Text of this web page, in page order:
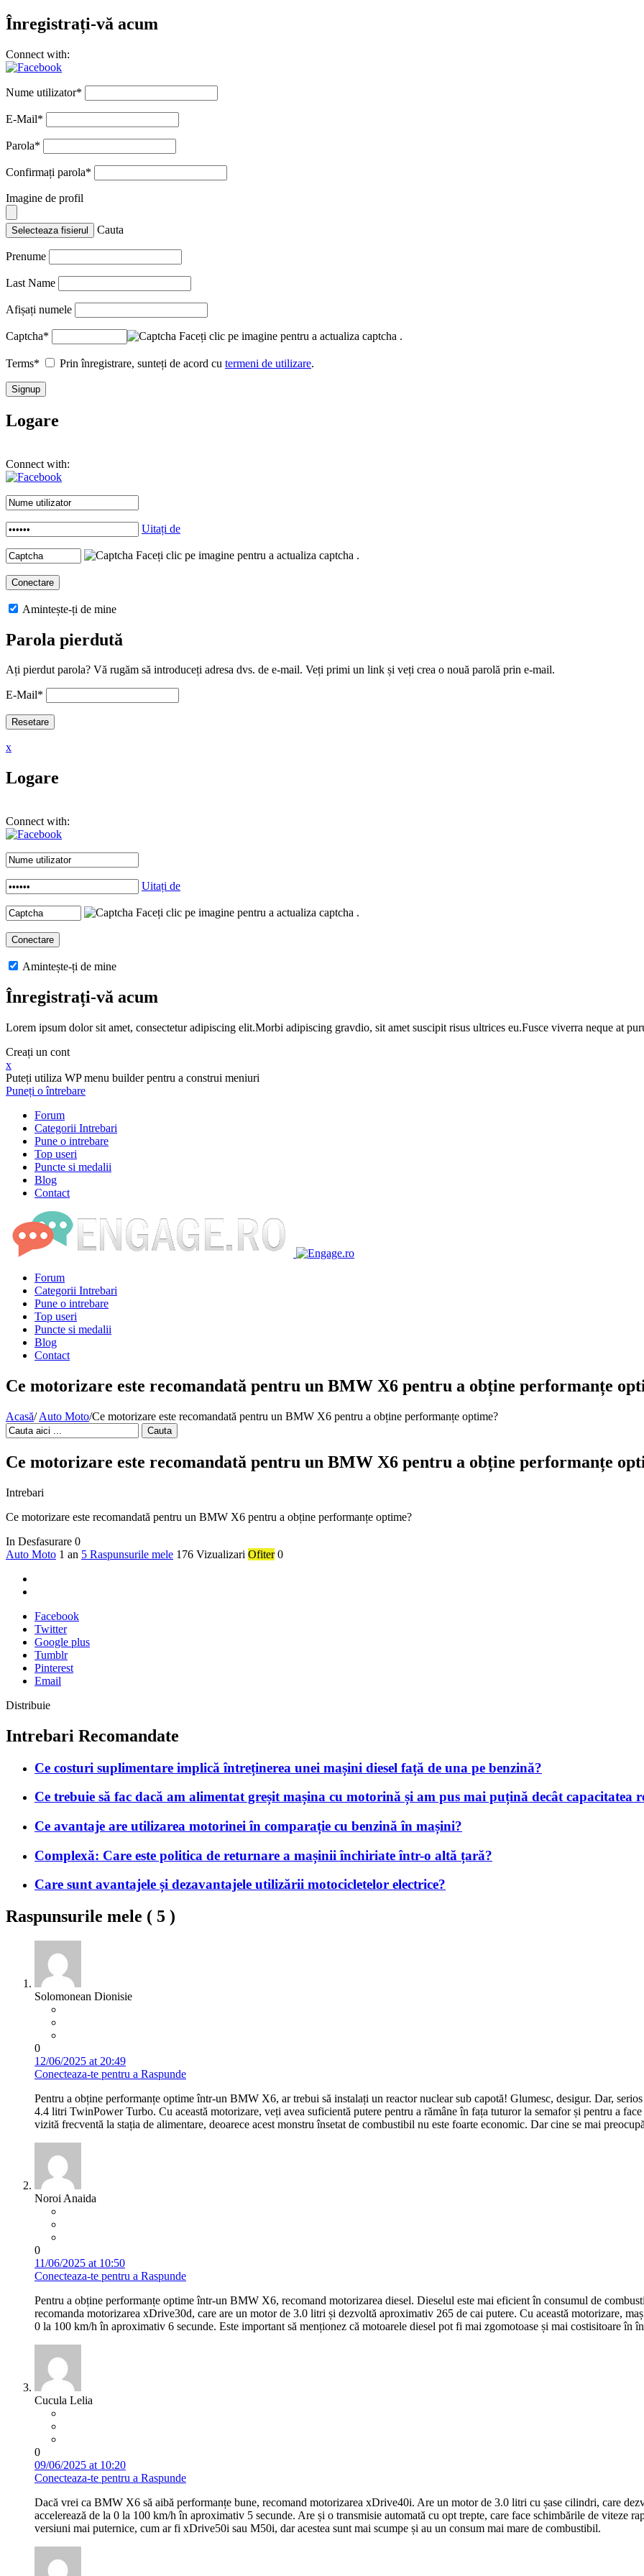
Înregistrați-vă acum
Connect with:
Nume utilizator*
E-Mail*
Parola*
Confirmați parola*
Imagine de profil
Selecteaza fisierul Cauta
Prenume
Last Name
Afișați numele
Captcha* Faceți clic pe imagine pentru a actualiza captcha .
Terms* Prin înregistrare, sunteți de acord cu termeni de utilizare.
Logare
Connect with:
Uitați de
Faceți clic pe imagine pentru a actualiza captcha .
Amintește-ți de mine
Parola pierdută
Ați pierdut parola? Vă rugăm să introduceți adresa dvs. de e-mail. Veți primi un link și veți crea o nouă parolă prin e-mail.
E-Mail*
x
Logare
Connect with:
Uitați de
Faceți clic pe imagine pentru a actualiza captcha .
Amintește-ți de mine
Înregistrați-vă acum
Lorem ipsum dolor sit amet, consectetur adipiscing elit.Morbi adipiscing gravdio, sit amet suscipit risus ultrices eu.Fusce viverra neque at
Creați un cont
x
Puteți utiliza WP menu builder pentru a construi meniuri
Puneți o întrebare
Forum
Categorii Intrebari
Pune o intrebare
Top useri
Puncte si medalii
Blog
Contact
Forum
Categorii Intrebari
Pune o intrebare
Top useri
Puncte si medalii
Blog
Contact
Ce motorizare este recomandată pentru un BMW X6 pentru a obține performanțe
Acasă/ Auto Moto/Ce motorizare este recomandată pentru un BMW X6 pentru a obține performanțe optime?
Cauta
Ce motorizare este recomandată pentru un BMW X6 pentru a obține performanțe
Intrebari
Ce motorizare este recomandată pentru un BMW X6 pentru a obține performanțe optime?
In Desfasurare 0
Auto Moto 1 an 5 Raspunsurile mele 176 Vizualizari Ofiter 0
Facebook
Twitter
Google plus
Tumblr
Pinterest
Email
Distribuie
Intrebari Recomandate
Ce costuri suplimentare implică întreținerea unei mașini diesel față de una pe benzină?
Ce trebuie să fac dacă am alimentat greșit mașina cu motorină și am pus mai puțină decât capacitatea
Ce avantaje are utilizarea motorinei în comparație cu benzină în mașini?
Complexă: Care este politica de returnare a mașinii închiriate într-o altă țară?
Care sunt avantajele și dezavantajele utilizării motocicletelor electrice?
Raspunsurile mele ( 5 )
Solomonean Dionisie
0
12/06/2025 at 20:49
Conecteaza-te pentru a Raspunde
Pentru a obține performanțe optime într-un BMW X6, ar trebui să instalați un reactor nuclear sub capotă! Glumesc, desigur. Dar,
4.4 litri TwinPower Turbo. Cu această motorizare, veți avea suficientă putere pentru a rămâne în fața tuturor la semafor și pentru a
vizită frecventă la stația de alimentare, deoarece acest monstru însetat de combustibil nu este foarte economic. Dar cine se mai
Noroi Anaida
0
11/06/2025 at 10:50
Conecteaza-te pentru a Raspunde
Pentru a obține performanțe optime într-un BMW X6, recomand motorizarea diesel. Dieselul este mai eficient în consumul de
recomanda motorizarea xDrive30d, care are un motor de 3.0 litri și dezvoltă aproximativ 265 de cai putere. Cu această motorizare,
0 la 100 km/h în aproximativ 6 secunde. Este important să menționez că motoarele diesel pot fi mai zgomotoase și mai costisitoare în
Cucula Lelia
0
09/06/2025 at 10:20
Conecteaza-te pentru a Raspunde
Dacă vrei ca BMW X6 să aibă performanțe bune, recomand motorizarea xDrive40i. Are un motor de 3.0 litri cu șase cilindri, care
accelerează de la 0 la 100 km/h în aproximativ 5 secunde. Are și o transmisie automată cu opt trepte, care face schimbările de viteze
versiuni mai puternice, cum ar fi xDrive50i sau M50i, dar acestea sunt mai scumpe și au un consum mai mare de combustibil.